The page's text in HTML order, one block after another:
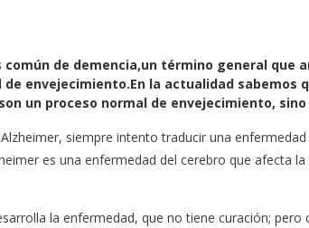
de demencia,un término general que
envejecimiento.En la actualidad sabemos
un proceso normal de envejecimiento,
siempre intento traducir una
es una enfermedad del cerebro que afecta
la enfermedad, que no tiene curación; pero